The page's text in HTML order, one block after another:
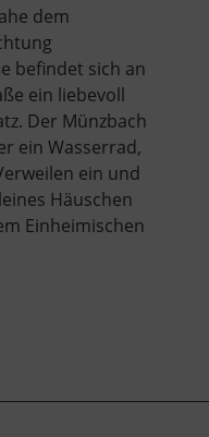
dem
befindet sich an
ein liebevoll
Der Münzbach
ein Wasserrad,
ein und
Häuschen
Einheimischen